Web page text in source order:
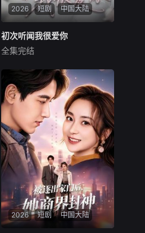
2026 短剧 中国大陆
初次听闻我很爱你
黄子淇
暂无简介
初次听闻我很爱你
全集完结
2026 短剧 中国大陆